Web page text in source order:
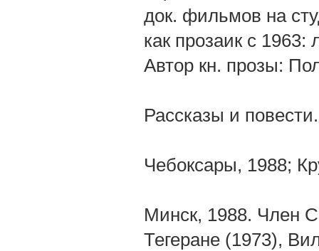
док. фильмов на
как прозаик с
Автор кн. прозы:
Рассказы и повести.
Чебоксары, 1988;
Минск, 1988. Член
Тегеране (1973),